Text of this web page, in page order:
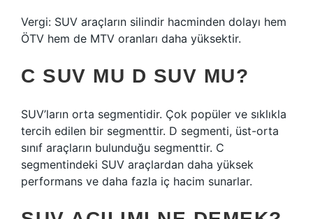
Vergi: SUV araçların silindir hacminden dolayı hem
ÖTV hem de MTV oranları daha yüksektir.
C SUV MU D SUV MU?
SUV’ların orta segmentidir. Çok popüler ve sıklıkla
tercih edilen bir segmenttir. D segmenti, üst-orta
sınıf araçların bulunduğu segmenttir. C
segmentindeki SUV araçlardan daha yüksek
performans ve daha fazla iç hacim sunarlar.